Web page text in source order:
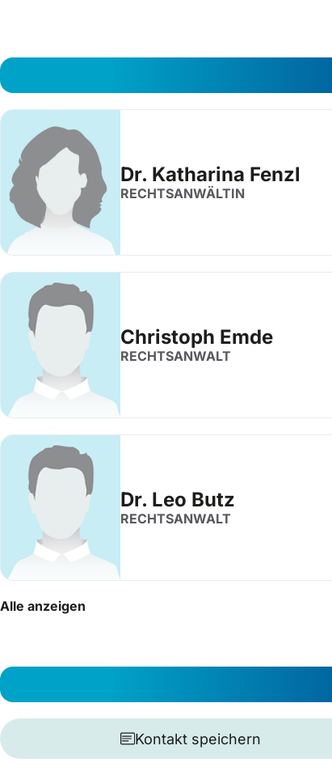
Dr. Katharina Fenzl
RECHTSANWÄLTIN
Christoph Emde
RECHTSANWALT
Dr. Leo Butz
RECHTSANWALT
Alle anzeigen
Kontakt speichern